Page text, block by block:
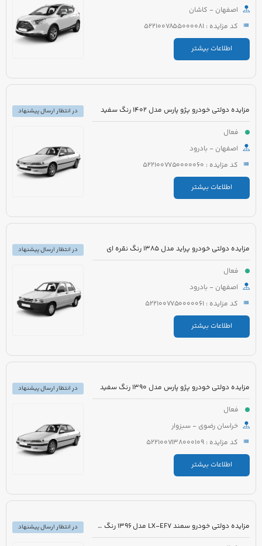
اصفهان - کاشان
کد مزایده : 5221007855000081
اطلاعات بیشتر
مزایده دولتی خودرو پژو پارس مدل 1402 رنگ سفید
فعال
اصفهان - بادرود
کد مزایده : 5221007750000060
اطلاعات بیشتر
در انتظار ارسال پیشنهاد
مزایده دولتی خودرو پراید مدل 1385 رنگ نقره ای
فعال
اصفهان - بادرود
کد مزایده : 5221007750000061
اطلاعات بیشتر
در انتظار ارسال پیشنهاد
مزایده دولتی خودرو پژو پارس مدل 1390 رنگ سفید
فعال
خراسان رضوی - سبزوار
کد مزایده : 5221007138000109
اطلاعات بیشتر
در انتظار ارسال پیشنهاد
مزایده دولتی خودرو سمند LX-EF7 مدل 1396 رنگ سفید
در انتظار ارسال پیشنهاد